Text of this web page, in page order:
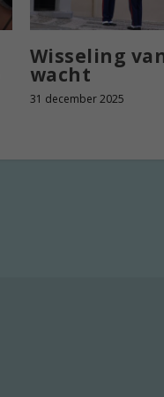
Wisseling
wacht
31 december 2025